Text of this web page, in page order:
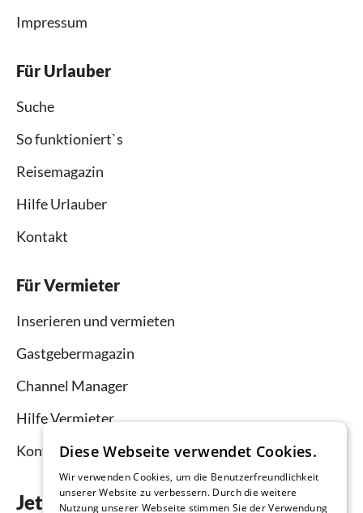
Impressum
Für Urlauber
Suche
So funktioniert`s
Reisemagazin
Hilfe Urlauber
Kontakt
Für Vermieter
Inserieren und vermieten
Gastgebermagazin
Channel Manager
Hilfe Vermieter
Kontakt
Jetzt die App downloaden
Diese Webseite verwendet Cookies.
Wir verwenden Cookies, um die Benutzerfreundlichkeit
unserer Website zu verbessern. Durch die weitere
Nutzung unserer Webseite stimmen Sie der Verwendung